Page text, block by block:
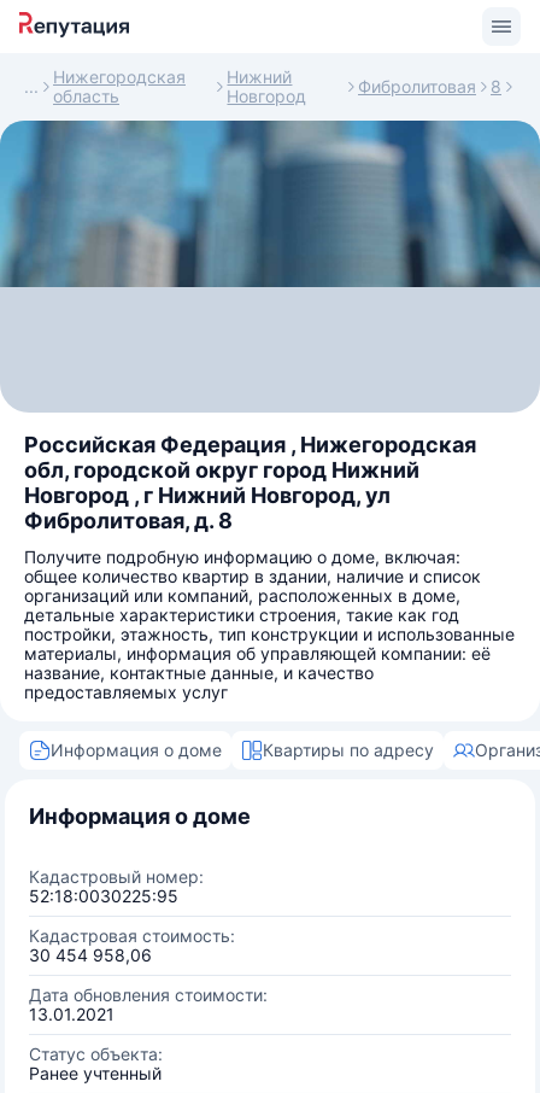
Нижегородская
область
Нижний
Новгород
Фибролитовая 8
Российская Федерация , Нижегородская
обл, городской округ город Нижний
Новгород , г Нижний Новгород, ул
Фибролитовая, д. 8
Получите подробную информацию о доме, включая:
общее количество квартир в здании, наличие и список
организаций или компаний, расположенных в доме,
детальные характеристики строения, такие как год
постройки, этажность, тип конструкции и использованные
материалы, информация об управляющей компании: её
название, контактные данные, и качество
предоставляемых услуг
Информация о доме Квартиры по адресу
Информация о доме
Кадастровый номер:
52:18:0030225:95
Кадастровая стоимость:
30 454 958,06
Дата обновления стоимости:
13.01.2021
Статус объекта:
Ранее учтенный